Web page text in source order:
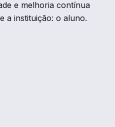
e melhoria contínua
a instituição: o aluno.